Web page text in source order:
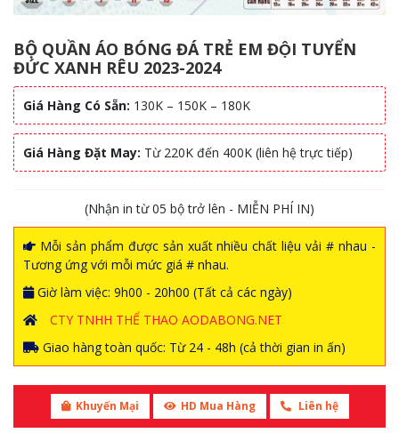
BỘ QUẦN ÁO BÓNG ĐÁ TRẺ EM ĐỘI TUYỂN
ĐỨC XANH RÊU 2023-2024
Giá Hàng Có Sẵn: 130K – 150K – 180K
Giá Hàng Đặt May: Từ 220K đến 400K (liên hệ trực tiếp)
(Nhận in từ 05 bộ trở lên - MIỄN PHÍ IN)
Mỗi sản phẩm được sản xuất nhiều chất liệu vải # nhau -
Tương ứng với mỗi mức giá # nhau.
Giờ làm việc: 9h00 - 20h00 (Tất cả các ngày)
CTY TNHH THỂ THAO AODABONG.NET
Giao hàng toàn quốc: Từ 24 - 48h (cả thời gian in ấn)
Khuyến Mại HD Mua Hàng Liên hệ